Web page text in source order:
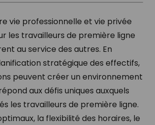
vie professionnelle et vie privée
les travailleurs de première ligne
au service des autres. En
stratégique des effectifs,
peuvent créer un environnement
aux défis uniques auxquels
les travailleurs de première ligne.
la flexibilité des horaires, le